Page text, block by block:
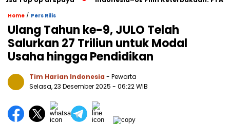
Home / Pers Rilis
Ulang Tahun ke-9, JULO Telah
Salurkan 27 Triliun untuk Modal
Usaha hingga Pendidikan
Tim Harian Indonesia - Pewarta
Selasa, 23 Desember 2025 - 06:22 WIB